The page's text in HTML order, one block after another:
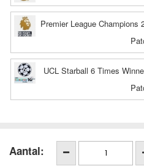
Premier League Champions
UCL Starball 6 Times
Aantal: